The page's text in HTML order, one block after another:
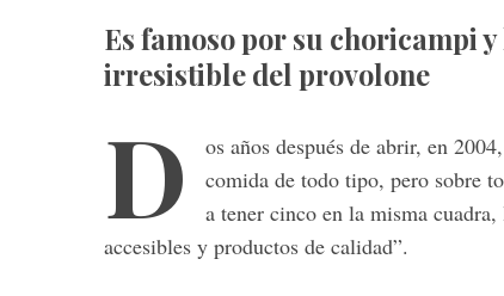
Es famoso por su choricampi
irresistible del provolone
D
os años después de abrir, en
comida de todo tipo, pero sobre
a tener cinco en la misma
accesibles y productos de calidad”.